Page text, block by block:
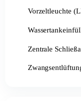
Vorzeltleuchte
Zentrale